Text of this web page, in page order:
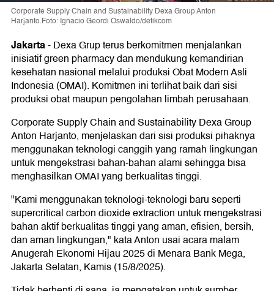
Corporate Supply Chain and Sustainability Dexa Group Anton
Harjanto.Foto: Ignacio Geordi Oswaldo/detikcom
Jakarta-Dexa Grup terus berkomitmen menjalankan
inisiatif green pharmacy dan mendukung kemandirian
kesehatan nasional melalui produksi Obat Modern Asli
Indonesia (OMAI). Komitmen ini terlihat baik dari sisi
produksi obat maupun pengolahan limbah perusahaan.
Corporate Supply Chain and Sustainability Dexa Group
Anton Harjanto, menjelaskan dari sisi produksi pihaknya
menggunakan teknologi canggih yang ramah lingkungan
untuk mengekstrasi bahan-bahan alami sehingga bisa
menghasilkan OMAI yang berkualitas tinggi.
"Kami menggunakan teknologi-teknologi baru seperti
supercritical carbon dioxide extraction untuk mengekstrasi
bahan aktif berkualitas tinggi yang aman, efisien, bersih,
dan aman lingkungan," kata Anton usai acara malam
Anugerah Ekonomi Hijau 2025 di Menara Bank Mega,
Jakarta Selatan, Kamis (15/8/2025).